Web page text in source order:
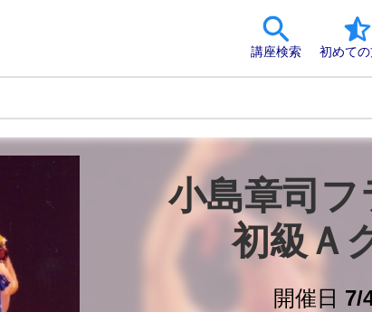
講座検索 初めて
小島章司フ
初級Ａ
開催日 7/